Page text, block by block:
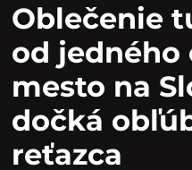
Oblečenie
od jedného
mesto na
dočká
reťazca